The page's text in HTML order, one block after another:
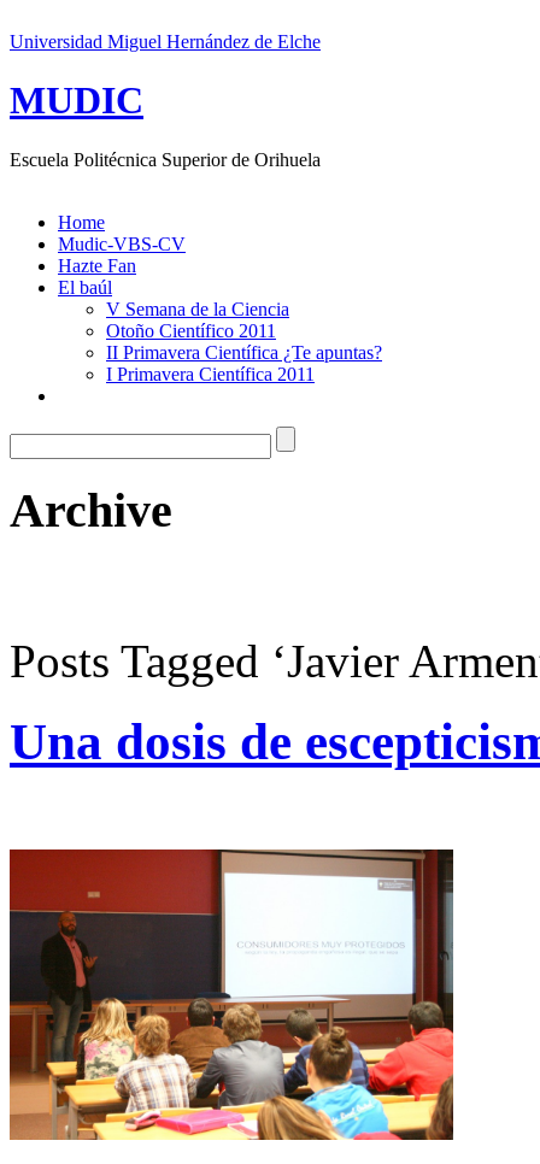
Universidad Miguel Hernández de Elche
MUDIC
Escuela Politécnica Superior de Orihuela
Home
Mudic-VBS-CV
Hazte Fan
El baúl
V Semana de la Ciencia
Otoño Científico 2011
II Primavera Científica ¿Te apuntas?
I Primavera Científica 2011
Archive
Posts Tagged ‘Javier
Una dosis de